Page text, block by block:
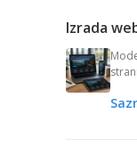
Izrada